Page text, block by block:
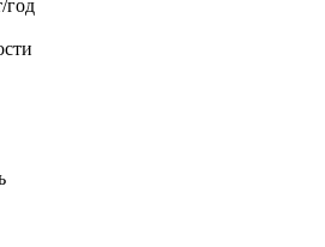
год